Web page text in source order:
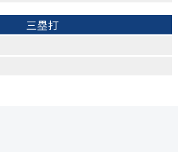
三塁打